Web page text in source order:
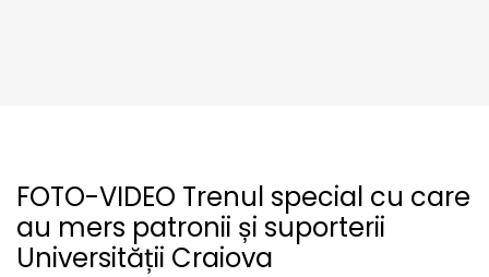
FOTO-VIDEO Trenul special cu care
au mers patronii și suporterii
Universității Craiova